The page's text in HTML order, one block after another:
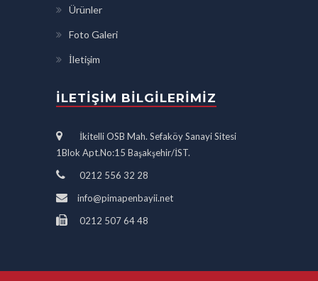
Ürünler
Foto Galeri
İletişim
İLETIŞIM BILGILERIMIZ
İkitelli OSB Mah. Sefaköy Sanayi Sitesi
1Blok Apt.No:15 Başakşehir/İST.
0212 556 32 28
info@pimapenbayii.net
0212 507 64 48